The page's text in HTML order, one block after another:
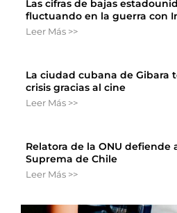
Las cifras de bajas
fluctuando en la guerra con
Leer Más >>
La ciudad cubana de Gibara
crisis gracias al cine
Leer Más >>
Relatora de la ONU defiende
Suprema de Chile
Leer Más >>